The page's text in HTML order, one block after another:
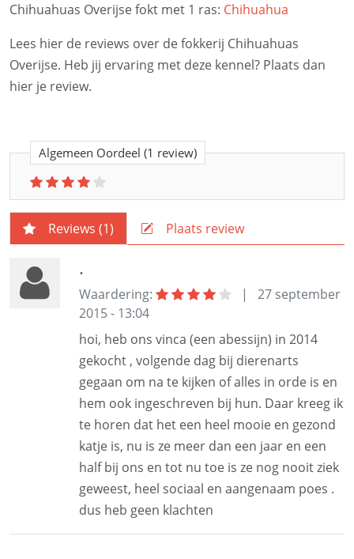
Chihuahuas Overijse fokt met 1 ras: Chihuahua
Lees hier de reviews over de fokkerij Chihuahuas
Overijse. Heb jij ervaring met deze kennel? Plaats dan
hier je review.
Algemeen Oordeel (1 review)
Reviews (1) Plaats review
.
Waardering: |
27 september
2015 - 13:04
hoi, heb ons vinca (een abessijn) in 2014
gekocht , volgende dag bij dierenarts
gegaan om na te kijken of alles in orde is en
hem ook ingeschreven bij hun. Daar kreeg ik
te horen dat het een heel mooie en gezond
katje is, nu is ze meer dan een jaar en een
half bij ons en tot nu toe is ze nog nooit ziek
geweest, heel sociaal en aangenaam poes .
dus heb geen klachten